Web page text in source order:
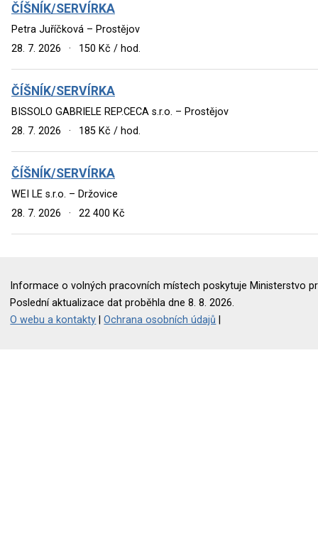
ČÍŠNÍK/SERVÍRKA
Petra Juříčková – Prostějov
28. 7. 2026
· 150 Kč / hod.
ČÍŠNÍK/SERVÍRKA
BISSOLO GABRIELE REP.CECA s.r.o. – Prostějov
28. 7. 2026
· 185 Kč / hod.
ČÍŠNÍK/SERVÍRKA
WEI LE s.r.o. – Držovice
28. 7. 2026
· 22 400 Kč
Informace o volných pracovních místech poskytuje Ministerstvo
Poslední aktualizace dat proběhla dne 8. 8. 2026.
O webu a kontakty |Ochrana osobních údajů